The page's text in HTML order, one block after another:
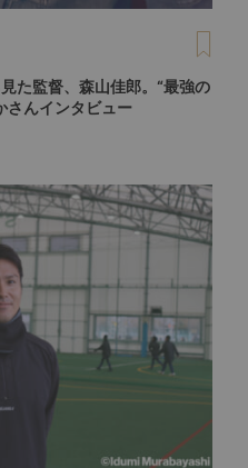
た監督、森山佳郎。“最強の
さんインタビュー